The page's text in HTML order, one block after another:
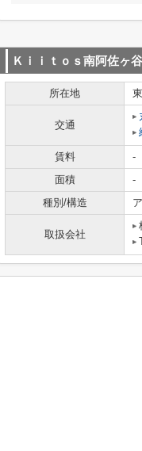
Ｋｉｉｔｏｓ南阿佐ヶ谷
所在地
交通
賃料
-
面積
-
種別/構造
取扱会社